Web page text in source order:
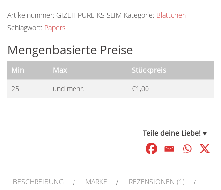
SIZE
SLIM
Artikelnummer: GIZEH PURE KS SLIM Kategorie: Blättchen
Schlagwort: Papers
Mengenbasierte Preise
Min Max
Stückpreis
25
und mehr. €1,00
Teile deine Liebe! ♥
BESCHREIBUNG MARKE REZENSIONEN (1)